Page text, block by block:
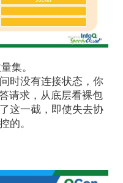
集。
时没有连接状态，你
请求，从底层看裸包
这一截，即使失去协
的。